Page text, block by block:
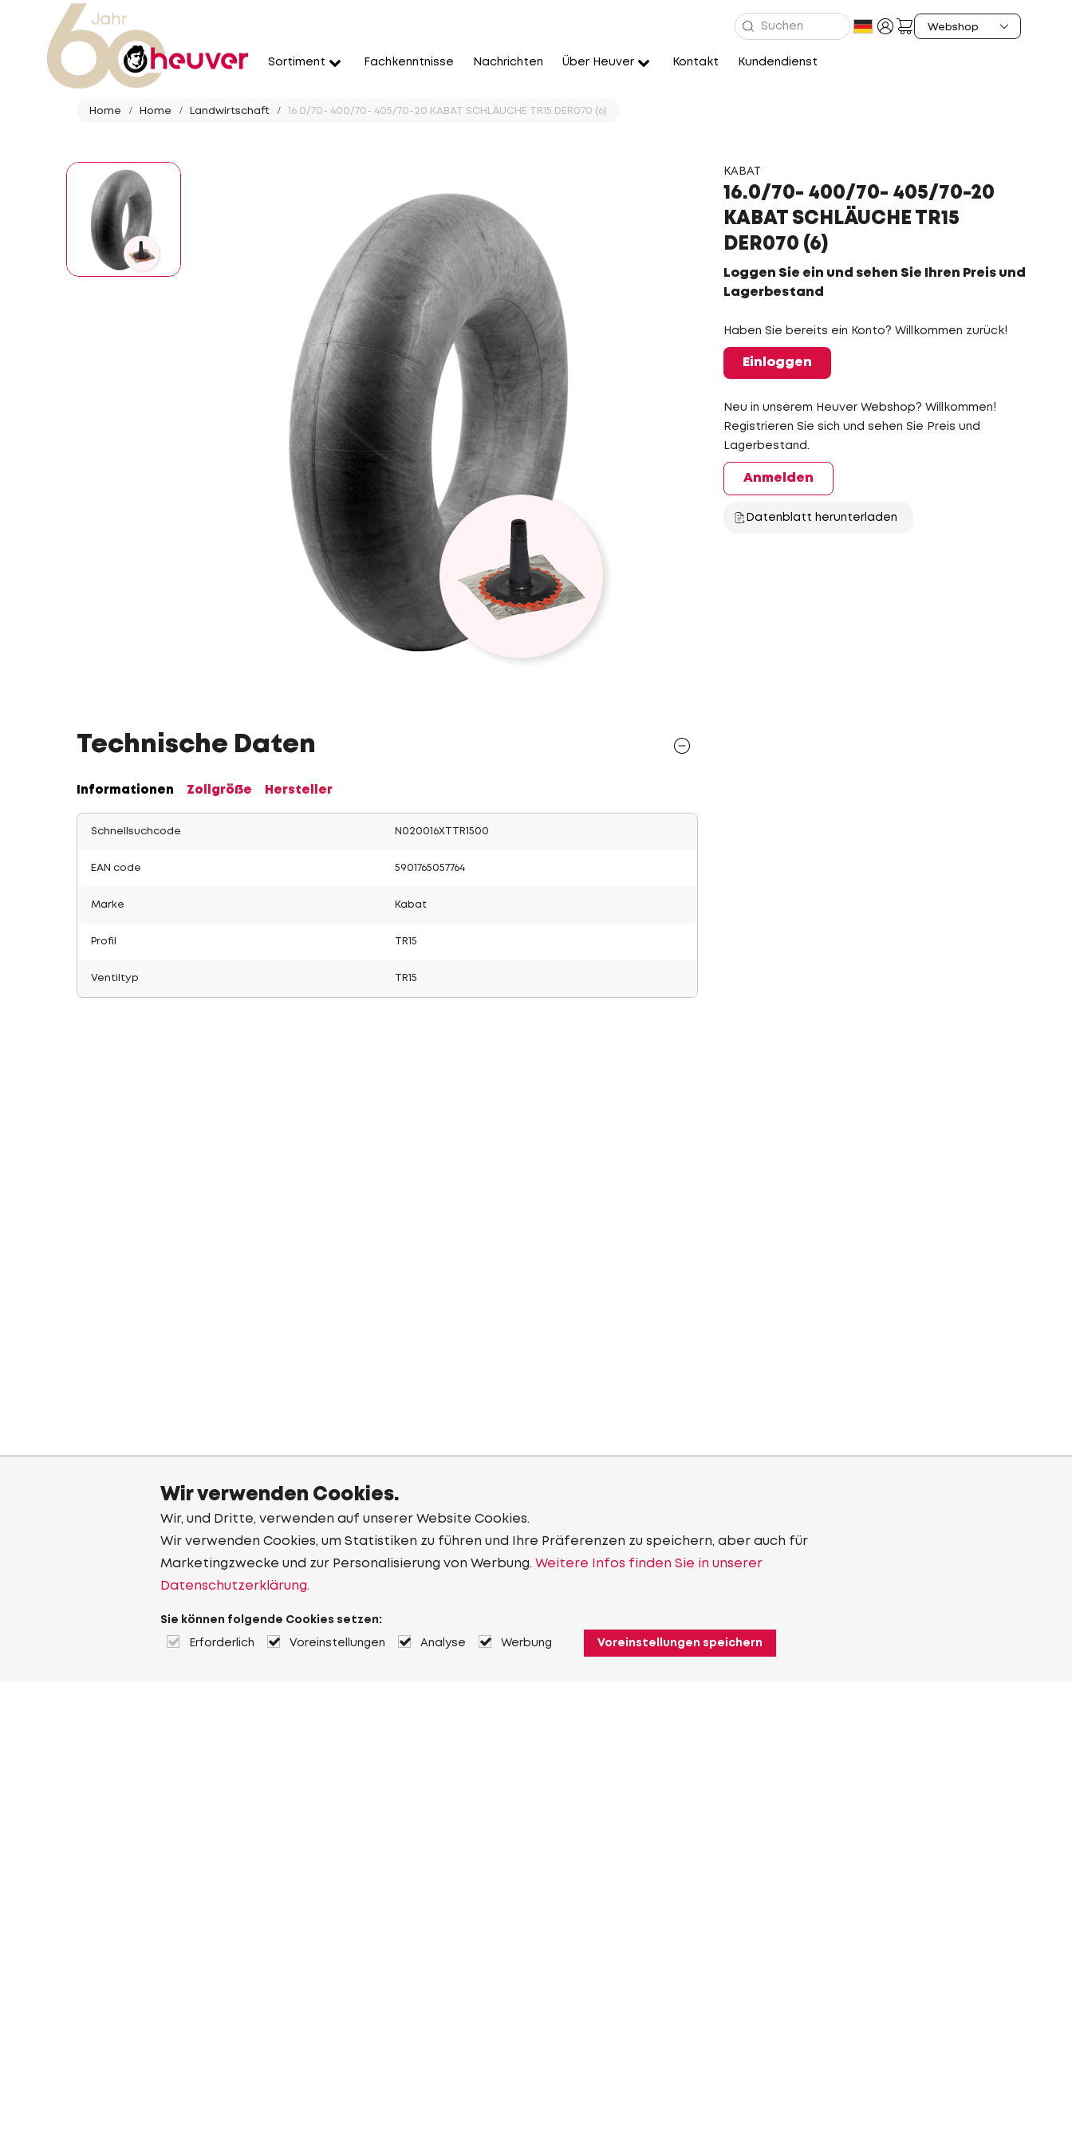
Sortiment Fachkenntnisse Nachrichten Über Heuver Kontakt Kundendienst
Home Home Landwirtschaft 16.0/70- 400/70- 405/70-20 KABAT SCHLÄUCHE TR15 DER070 (6)
KABAT
16.0/70- 400/70- 405/70-20
KABAT SCHLÄUCHE TR15
DER070 (6)
Loggen Sie ein und sehen Sie Ihren Preis und
Lagerbestand
Haben Sie bereits ein Konto? Willkommen zurück!
Einloggen
Neu in unserem Heuver Webshop? Willkommen!
Registrieren Sie sich und sehen Sie Preis und
Lagerbestand.
Anmelden
Datenblatt herunterladen
Technische Daten
Informationen Zollgröße Hersteller
Schnellsuchcode N020016XTTR1500
EAN code 5901765057764
Marke Kabat
Profil TR15
Ventiltyp TR15
Wir verwenden Cookies.
Wir, und Dritte, verwenden auf unserer Website Cookies.
Wir verwenden Cookies, um Statistiken zu führen und Ihre Präferenzen zu speichern, aber auch für
Marketingzwecke und zur Personalisierung von Werbung. Weitere Infos finden Sie in unserer
Datenschutzerklärung.
Sie können folgende Cookies setzen:
Erforderlich Voreinstellungen Analyse Werbung Voreinstellungen speichern